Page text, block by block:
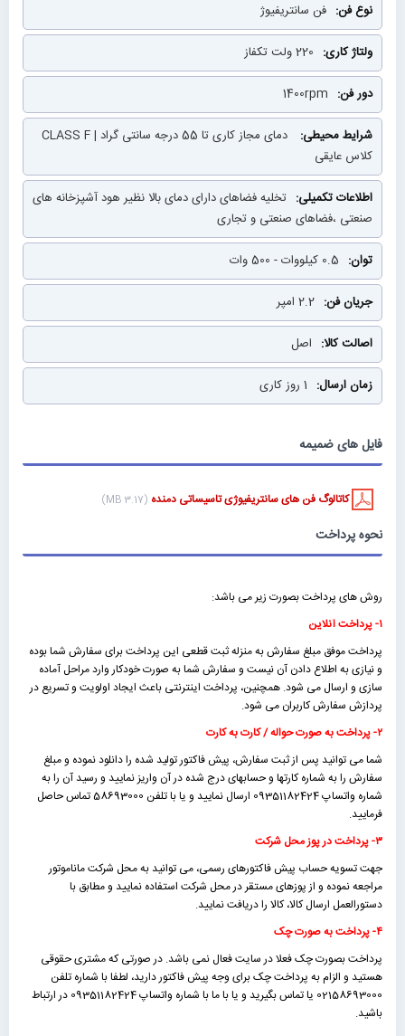
فن سانتریفیوژ
220 ولت تکفاز
1400rpm
دمای مجاز کاری تا 55 درجه سانتی گراد | CLASS F
کلاس عایقی
تخلیه فضاهای دارای دمای بالا نظیر هود آشپزخانه های
صنعتی ،فضاهای صنعتی و تجاری
0.5 کیلووات - 500 وات
2.2 امپر
اصل
1 روز کاری
فایل های ضمیمه
کاتالوگ فن های سانتریفیوژی تاسیساتی دمنده (3.17 MB)
نحوه پرداخت
روش های پرداخت بصورت زیر می باشد:
۱- پرداخت آنلاین
پرداخت موفق مبلغ سفارش به منزله ثبت قطعی این پرداخت برای سفارش شما بوده
و نیازی به اطلاع دادن آن نیست و سفارش شما به صورت خودکار وارد مراحل آماده
سازی و ارسال می شود. همچنین، پرداخت اینترنتی باعث ایجاد اولویت و تسریع در
پردازش سفارش کاربران می شود.
۲- پرداخت به صورت حواله / کارت به کارت
شما می توانید پس از ثبت سفارش، پیش فاکتور تولید شده را دانلود نموده و مبلغ
سفارش را به شماره کارتها و حسابهای درج شده در آن واریز نمایید و رسید آن را به
شماره واتساپ 09351182424 ارسال نمایید و یا با تلفن 58693000 تماس حاصل
فرمایید.
۳- پرداخت در پوز محل شرکت
جهت تسویه حساب پیش فاکتورهای رسمی، می توانید به محل شرکت ماناموتور
مراجعه نموده و از پوزهای مستقر در محل شرکت استفاده نمایید و مطابق با
دستورالعمل ارسال کالا، کالا را دریافت نمایید.
۴- پرداخت به صورت چک
پرداخت بصورت چک فعلا در سایت فعال نمی باشد. در صورتی که مشتری حقوقی
هستید و الزام به پرداخت چک برای وجه پیش فاکتور دارید، لطفا با شماره تلفن
02158693000 یا تماس بگیرید و یا با ما با شماره واتساپ 09351182424 در ارتباط
باشید.